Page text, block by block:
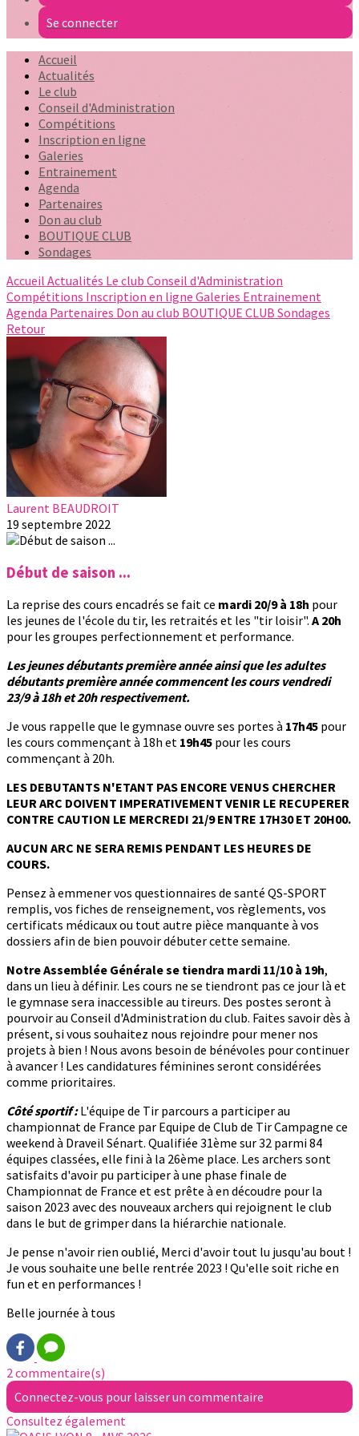
Se connecter
Accueil
Actualités
Le club
Conseil d'Administration
Compétitions
Inscription en ligne
Galeries
Entrainement
Agenda
Partenaires
Don au club
BOUTIQUE CLUB
Sondages
Accueil Actualités Le club Conseil d'Administration
Compétitions Inscription en ligne Galeries Entrainement
Agenda Partenaires Don au club BOUTIQUE CLUB Sondages
Retour
Laurent BEAUDROIT
19 septembre 2022
Début de saison ...
La reprise des cours encadrés se fait ce mardi 20/9 à 18h pour
les jeunes de l'école du tir, les retraités et les "tir loisir". A 20h
pour les groupes perfectionnement et performance.
Les jeunes débutants première année ainsi que les adultes
débutants première année commencent les cours vendredi
23/9 à 18h et 20h respectivement.
Je vous rappelle que le gymnase ouvre ses portes à 17h45 pour
les cours commençant à 18h et 19h45 pour les cours
commençant à 20h.
LES DEBUTANTS N'ETANT PAS ENCORE VENUS CHERCHER
LEUR ARC DOIVENT IMPERATIVEMENT VENIR LE RECUPERER
CONTRE CAUTION LE MERCREDI 21/9 ENTRE 17H30 ET 20H00.
AUCUN ARC NE SERA REMIS PENDANT LES HEURES DE
COURS.
Pensez à emmener vos questionnaires de santé QS-SPORT
remplis, vos fiches de renseignement, vos règlements, vos
certificats médicaux ou tout autre pièce manquante à vos
dossiers afin de bien pouvoir débuter cette semaine.
Notre Assemblée Générale se tiendra mardi 11/10 à 19h,
dans un lieu à définir. Les cours ne se tiendront pas ce jour là et
le gymnase sera inaccessible au tireurs. Des postes seront à
pourvoir au Conseil d'Administration du club. Faites savoir dès à
présent, si vous souhaitez nous rejoindre pour mener nos
projets à bien ! Nous avons besoin de bénévoles pour continuer
à avancer ! Les candidatures féminines seront considérées
comme prioritaires.
Côté sportif :L'équipe de Tir parcours a participer au
championnat de France par Equipe de Club de Tir Campagne ce
weekend à Draveil Sénart. Qualifiée 31ème sur 32 parmi 84
équipes classées, elle fini à la 26ème place. Les archers sont
satisfaits d'avoir pu participer à une phase finale de
Championnat de France et est prête à en découdre pour la
saison 2023 avec des nouveaux archers qui rejoignent le club
dans le but de grimper dans la hiérarchie nationale.
Je pense n'avoir rien oublié, Merci d'avoir tout lu jusqu'au bout !
Je vous souhaite une belle rentrée 2023 ! Qu'elle soit riche en
fun et en performances !
Belle journée à tous
2 commentaire(s)
Connectez-vous pour laisser un commentaire
Consultez également